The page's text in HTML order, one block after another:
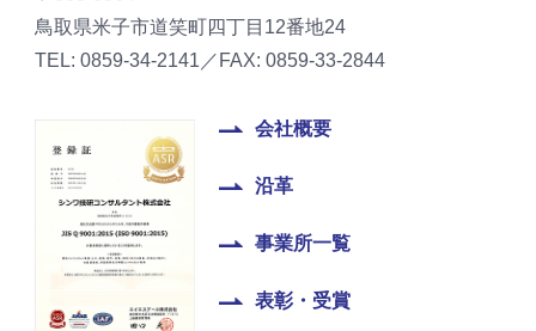
鳥取県米子市道笑町四丁目12番地24
TEL: 0859-34-2141／FAX: 0859-33-2844
会社概要
沿革
事業所一覧
表彰・受賞